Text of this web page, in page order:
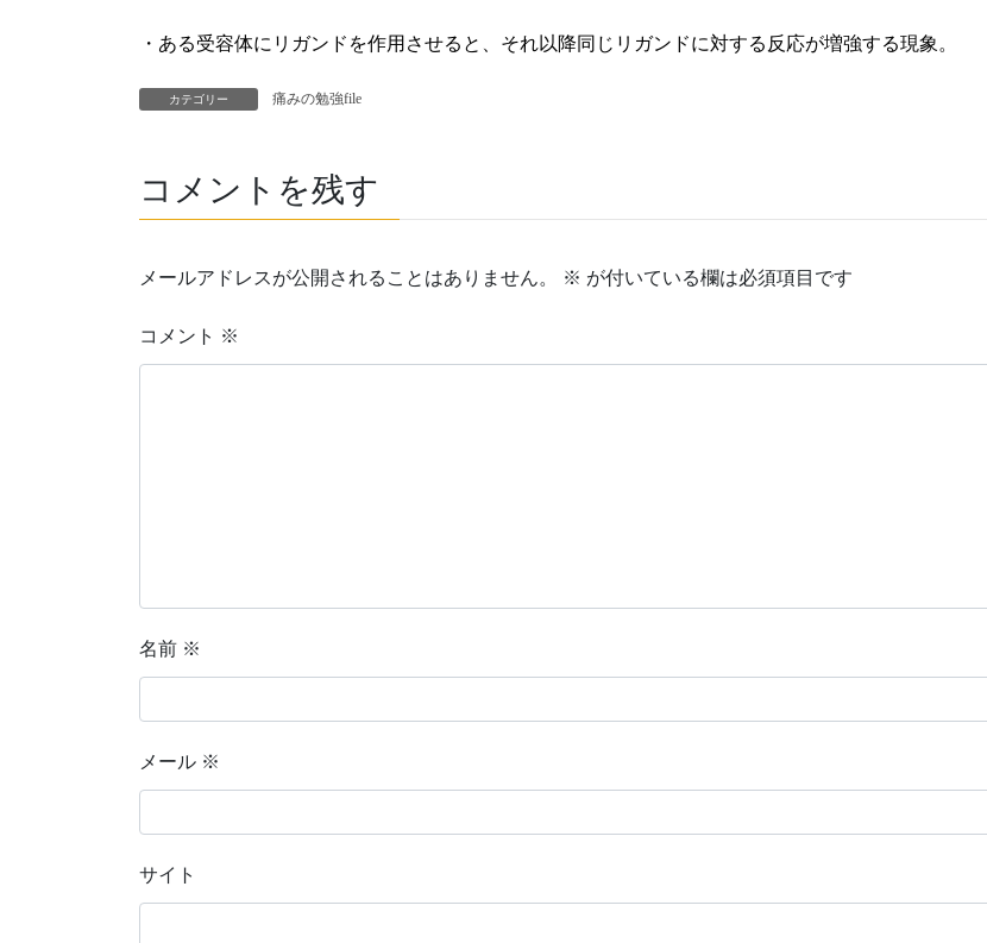
・ある受容体にリガンドを作用させると、それ以降同じリガンドに対する反応が増強する現象。
カテゴリー 痛みの勉強file
コメントを残す
メールアドレスが公開されることはありません。 ※ が付いている欄は必須項目です
コメント ※
名前 ※
メール ※
サイト